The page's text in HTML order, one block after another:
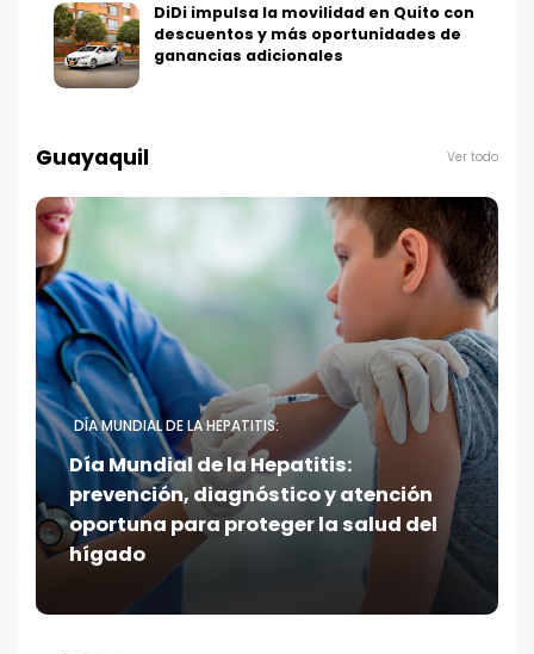
DiDi impulsa la movilidad en Quito con
descuentos y más oportunidades de
ganancias adicionales
Guayaquil Ver todo
DÍA MUNDIAL DE LA HEPATITIS:
Día Mundial de la Hepatitis:
prevención, diagnóstico y atención
oportuna para proteger la salud del
hígado